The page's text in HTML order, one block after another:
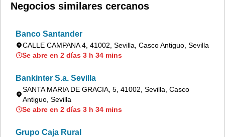
Negocios similares cercanos
Banco Santander
CALLE CAMPANA 4, 41002, Sevilla, Casco Antiguo, Sevilla
Se abre en 2 días 3 h 34 mins
Bankinter S.a. Sevilla
SANTA MARIA DE GRACIA, 5, 41002, Sevilla, Casco
Antiguo, Sevilla
Se abre en 2 días 3 h 34 mins
Grupo Caja Rural